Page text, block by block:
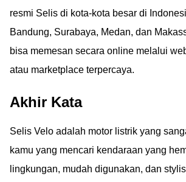
resmi Selis di kota-kota besar di
Bandung, Surabaya, Medan, dan
bisa memesan secara online melalui
atau marketplace terpercaya.
Akhir Kata
Selis Velo adalah motor listrik yang
kamu yang mencari kendaraan yang
lingkungan, mudah digunakan, dan